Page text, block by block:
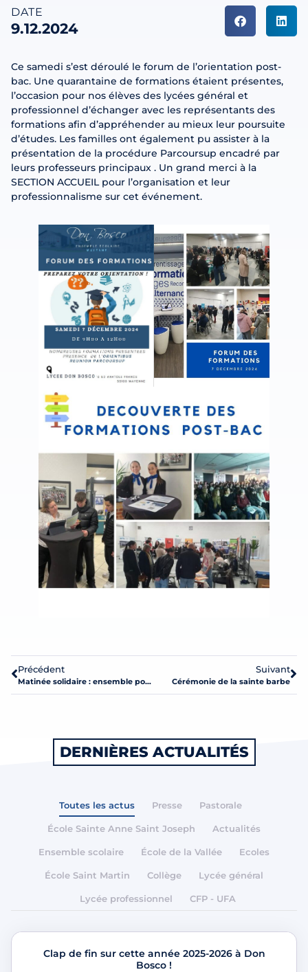
DATE
9.12.2024
Ce samedi s’est déroulé le forum de l’orientation post-
bac. Une quarantaine de formations étaient présentes,
l’occasion pour nos élèves des lycées général et
professionnel d’échanger avec les représentants des
formations afin d’appréhender au mieux leur poursuite
d’études. Les familles ont également pu assister à la
présentation de la procédure Parcoursup encadré par
leurs professeurs principaux . Un grand merci à la
SECTION ACCUEIL pour l’organisation et leur
professionnalisme sur cet événement.
Précédent
Matinée solidaire : ensemble pour un monde meilleur
Suivant
Cérémonie de la sainte barbe
DERNIÈRES ACTUALITÉS
Toutes les actus Presse Pastorale
École Sainte Anne Saint Joseph Actualités
Ensemble scolaire École de la Vallée Ecoles
École Saint Martin Collège Lycée général
Lycée professionnel CFP - UFA
Clap de fin sur cette année 2025-2026 à Don
Bosco !